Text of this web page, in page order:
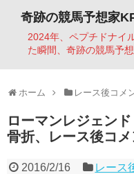
奇跡の競馬予想家
2024年、ペプチドナイ
た瞬間、奇跡の競馬予
ホーム レース後コメ
ローマンレジェン
骨折、レース後コメ
2016/2/16 レース